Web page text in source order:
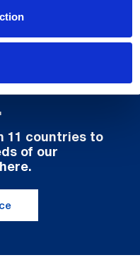
11 countries to
of our